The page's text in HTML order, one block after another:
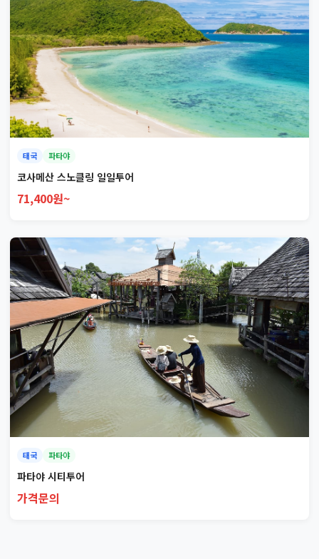
태국 파타야
코사메산 스노클링 일일투어
71,400원~
태국 파타야
파타야 시티투어
가격문의